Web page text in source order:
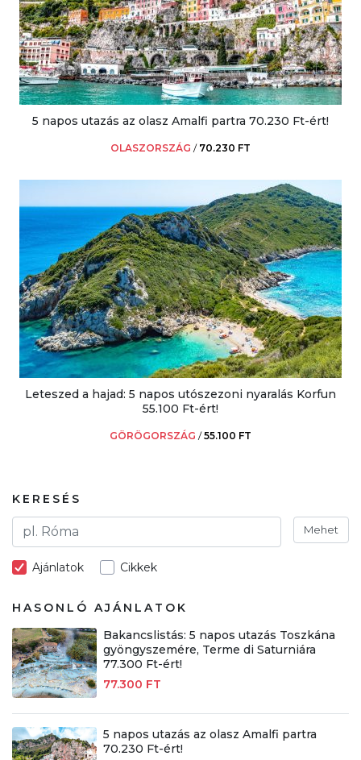
5 napos utazás az olasz Amalfi partra 70.230 Ft-ért!
OLASZORSZÁG / 70.230 FT
Leteszed a hajad: 5 napos utószezoni nyaralás Korfun
55.100 Ft-ért!
GÖRÖGORSZÁG /55.100 FT
KERESÉS
Mehet
Ajánlatok Cikkek
HASONLÓ AJÁNLATOK
Bakancslistás: 5 napos utazás Toszkána
gyöngyszemére, Terme di Saturniára
77.300 Ft-ért!
77.300 FT
5 napos utazás az olasz Amalfi partra
70.230 Ft-ért!